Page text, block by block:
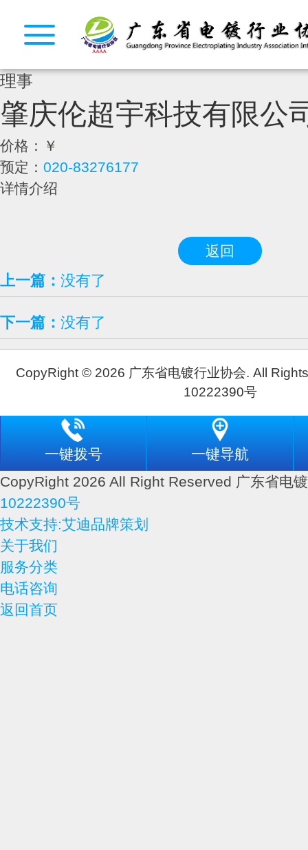
理事
肇庆伦超宇科技有限公
价格：
￥
预定： 020-83276177
详情介绍
返回
上一篇： 没有了
下一篇： 没有了
CopyRight © 2026 广东省电镀行业协会. All
10222390号
一键拨号
一键导航
CopyRight 2026 All Right Reserved 广东省电
10222390号
技术支持:艾迪品牌策划
关于我们
服务分类
电话咨询
返回首页